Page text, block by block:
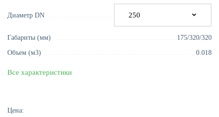
Диаметр DN
Габариты (мм) 175/320/320
Объем (м3) 0.018
Все характеристики
Цена: